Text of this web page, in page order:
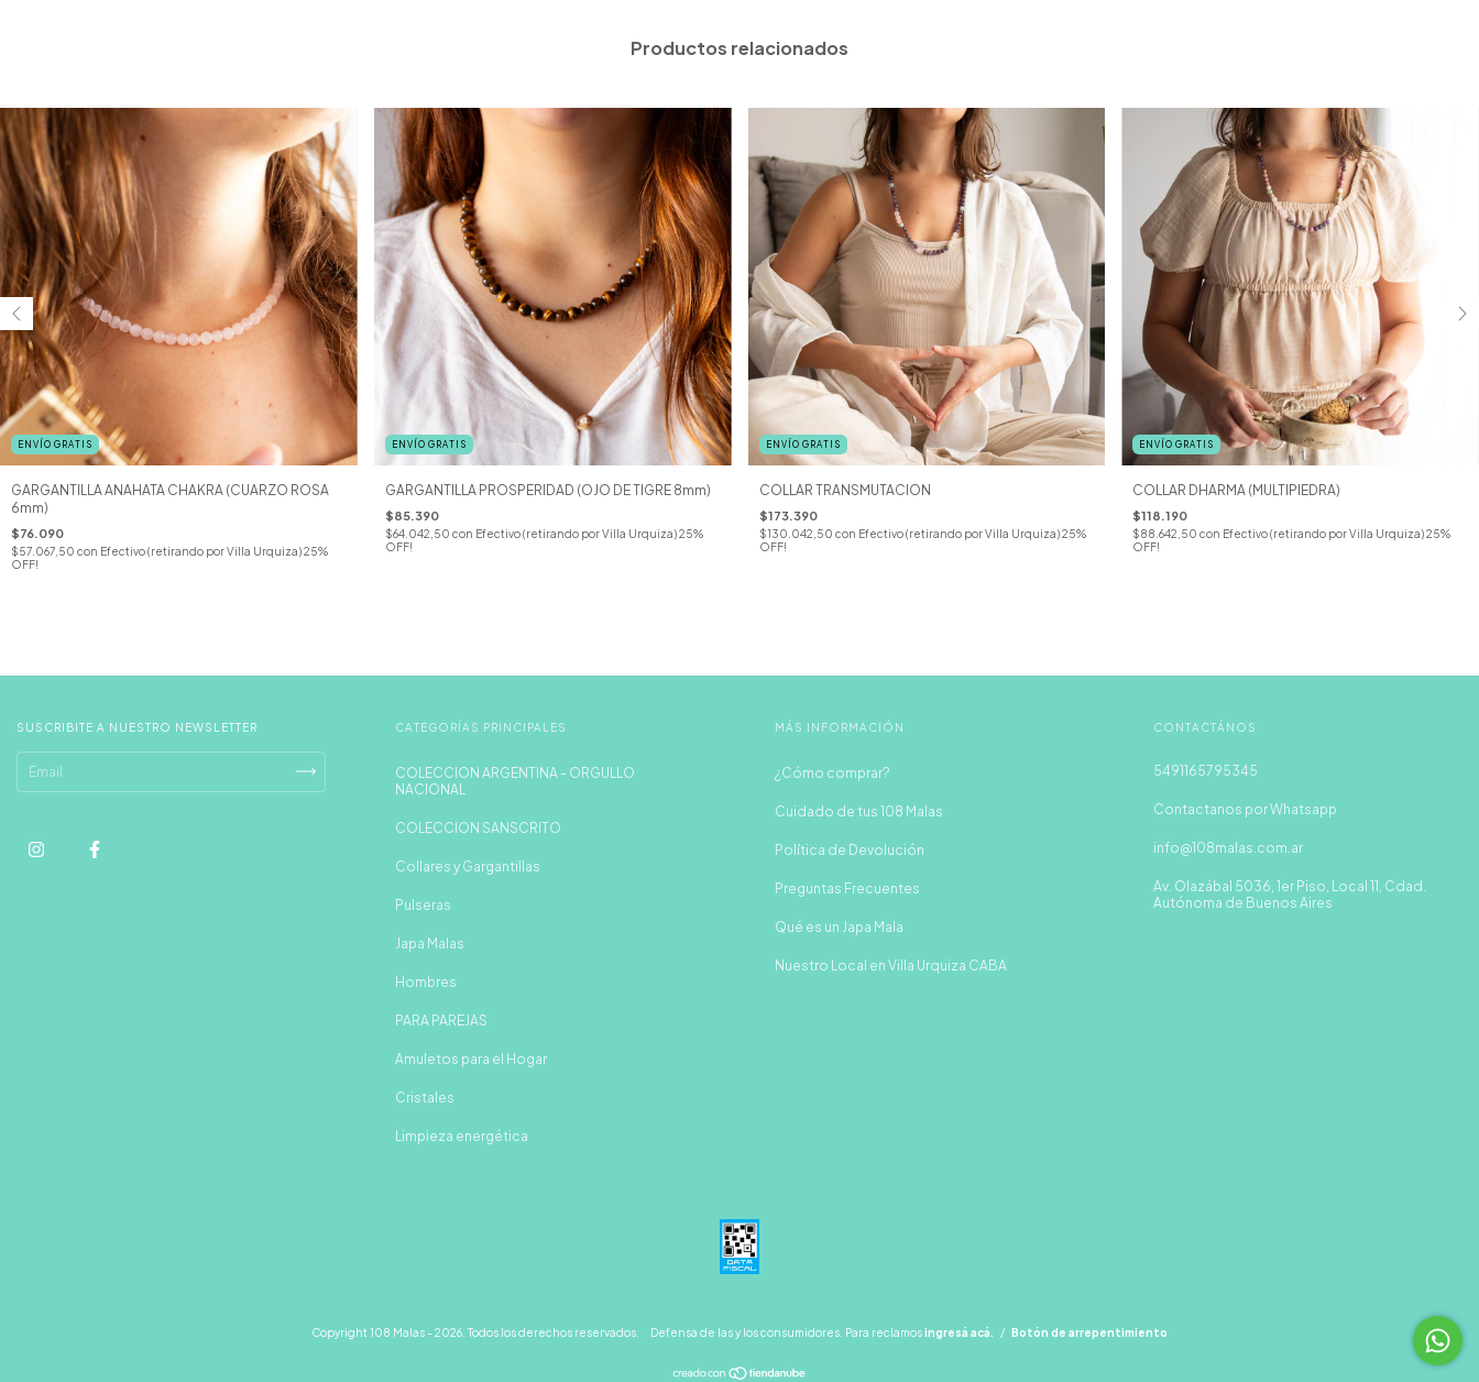
Productos relacionados
ENVÍO GRATIS
GARGANTILLA ANAHATA CHAKRA (CUARZO ROSA
6mm)
$76.090
$57.067,50 con Efectivo (retirando por Villa Urquiza) 25%
OFF!
ENVÍO GRATIS
GARGANTILLA PROSPERIDAD (OJO DE TIGRE 8mm)
$85.390
$64.042,50 con Efectivo (retirando por Villa Urquiza) 25%
OFF!
ENVÍO GRATIS
COLLAR TRANSMUTACION
$173.390
$130.042,50 con Efectivo (retirando por Villa Urquiza) 25%
OFF!
ENVÍO GRATIS
COLLAR DHARMA (MULTIPIEDRA)
$118.190
$88.642,50con Efectivo (retirando por Villa Urquiza) 25%
OFF!
SUSCRIBITE A NUESTRO NEWSLETTER CATEGORÍAS PRINCIPALES
COLECCION ARGENTINA - ORGULLO
NACIONAL
COLECCION SANSCRITO
Collares y Gargantillas
Pulseras
Japa Malas
Hombres
PARA PAREJAS
Amuletos para el Hogar
Cristales
Limpieza energética
MÁS INFORMACIÓN
¿Cómo comprar?
Cuidado de tus 108 Malas
Política de Devolución
Preguntas Frecuentes
Qué es un Japa Mala
Nuestro Local en Villa Urquiza CABA
CONTACTÁNOS
5491165795345
Contactanos por Whatsapp
info@108malas.com.ar
Av. Olazábal 5036, 1er Piso, Local 11, Cdad.
Autónoma de Buenos Aires
Copyright 108 Malas - 2026. Todos los derechos reservados. Defensa de las y los consumidores. Para reclamosingresá acá. / Botón de arrepentimiento